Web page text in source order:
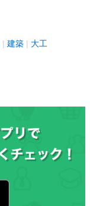
建築 大工